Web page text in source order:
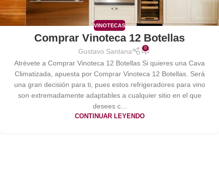
VINOTECAS
Comprar Vinoteca 12 Botellas
Gustavo Santana 0
Atrévete a Comprar Vinoteca 12 Botellas Si quieres una Cava
Climatizada, apuesta por Comprar Vinoteca 12 Botellas. Será
una gran decisión para ti, pues estos refrigeradores para vino
son extremadamente adaptables a cualquier sitio en el que
desees c...
CONTINUAR LEYENDO